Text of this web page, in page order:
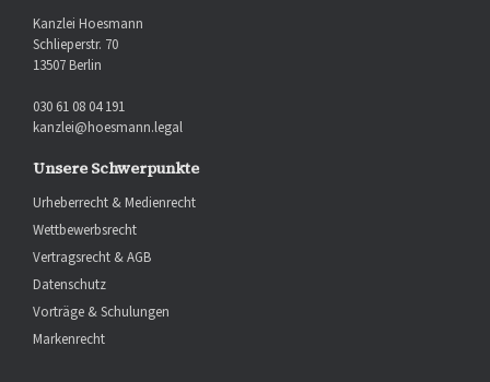
Kanzlei Hoesmann
Schlieperstr. 70
13507 Berlin
030 61 08 04 191
kanzlei@hoesmann.legal
Unsere Schwerpunkte
Urheberrecht & Medienrecht
Wettbewerbsrecht
Vertragsrecht & AGB
Datenschutz
Vorträge & Schulungen
Markenrecht